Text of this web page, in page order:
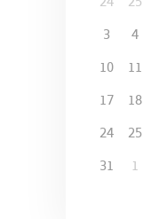
3
4
10
11
17
18
24
25
31
1